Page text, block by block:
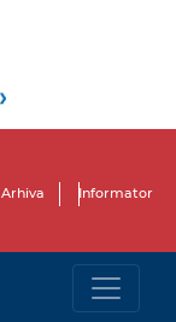
Arhiva
Informator